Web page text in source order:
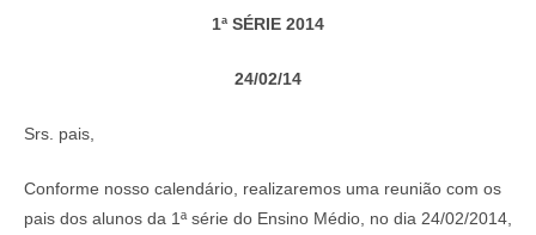
1ª SÉRIE 2014
24/02/14
Srs. pais,
Conforme nosso calendário, realizaremos uma reunião com os
pais dos alunos da 1ª série do Ensino Médio, no dia 24/02/2014,